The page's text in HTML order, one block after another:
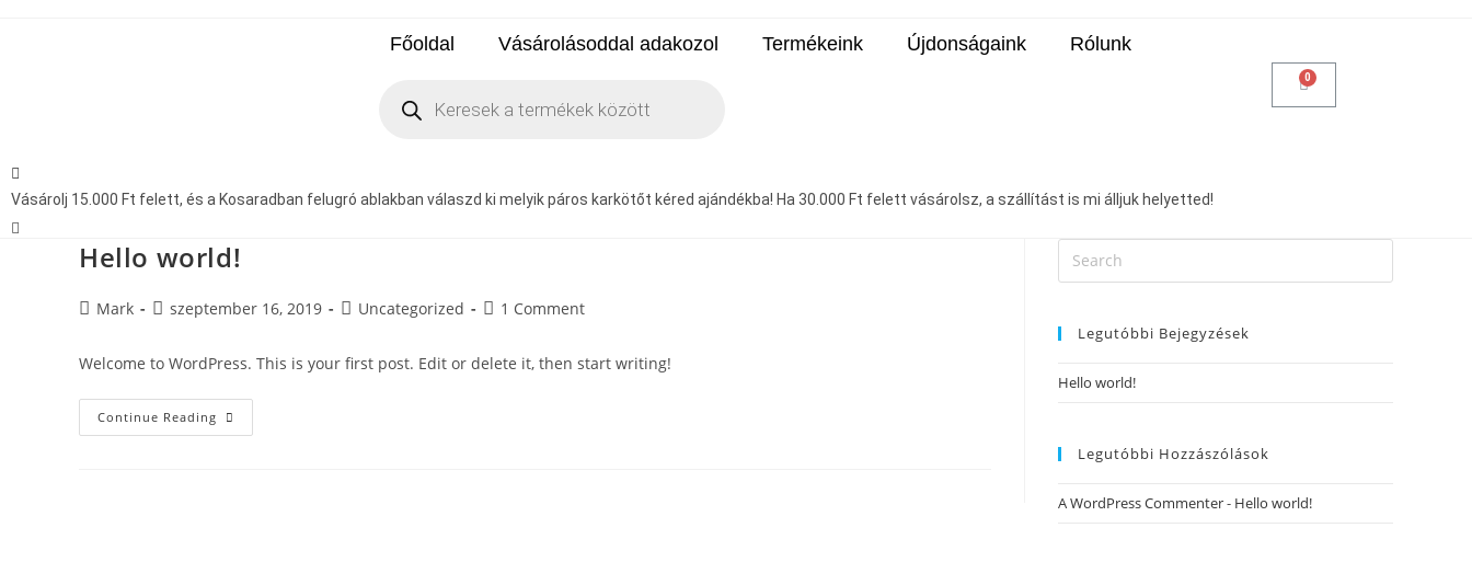
Főoldal Vásárolásoddal adakozol Termékeink Újdonságaink Rólunk
Vásárolj 15.000 Ft felett, és a Kosaradban felugró ablakban válaszd ki melyik páros karkötőt kéred ajándékba! Ha 30.000 Ft felett vásárolsz, a szállítást is mi álljuk helyetted!
Hello world!
Mark szeptember 16, 2019 Uncategorized 1 Comment
Welcome to WordPress. This is your first post. Edit or delete it, then start writing!
Continue Reading
Legutóbbi Bejegyzések
Hello world!
Legutóbbi Hozzászólások
A WordPress Commenter- Hello world!